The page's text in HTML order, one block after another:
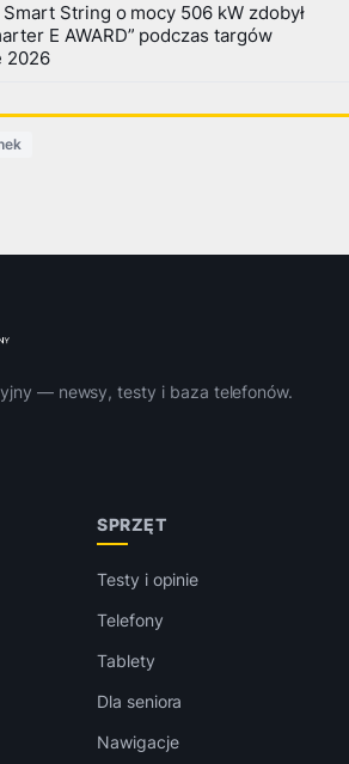
String o mocy 506 kW zdobył
E AWARD” podczas targów
2026
— newsy, testy i baza telefonów.
SPRZĘT
Testy i opinie
Telefony
Tablety
Dla seniora
Nawigacje